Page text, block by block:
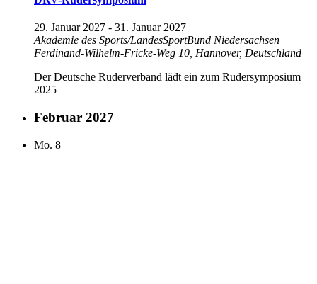
29. Januar 2027 - 31. Januar 2027
Akademie des Sports/LandesSportBund Niedersachsen
Ferdinand-Wilhelm-Fricke-Weg 10, Hannover, Deutschland
Der Deutsche Ruderverband lädt ein zum Rudersymposium
2025
Februar 2027
Mo. 8